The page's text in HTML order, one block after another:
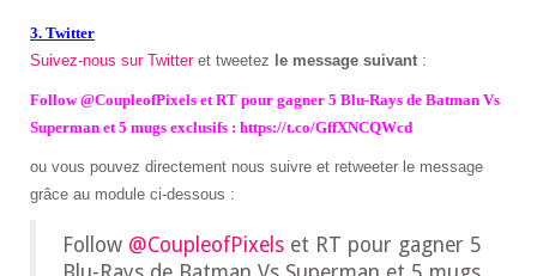
3. Twitter
Suivez-nous sur Twitteret tweetez le message suivant :
Follow @CoupleofPixels et RT pour gagner 5 Blu-Rays de Batman Vs
Superman et 5 mugs exclusifs : https://t.co/GffXNCQWcd
ou vous pouvez directement nous suivre et retweeter le message
grâce au module ci-dessous :
Follow @CoupleofPixelset RT pour gagner 5